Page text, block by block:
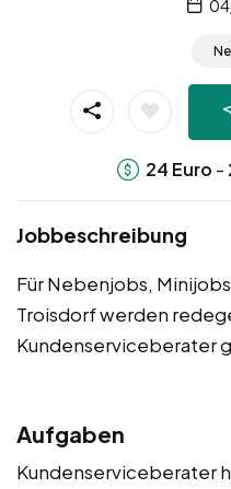
24 Euro -
Jobbeschreibung
Für Nebenjobs,
Troisdorf werden
Kundenserviceberater
Aufgaben
Kundenserviceberater